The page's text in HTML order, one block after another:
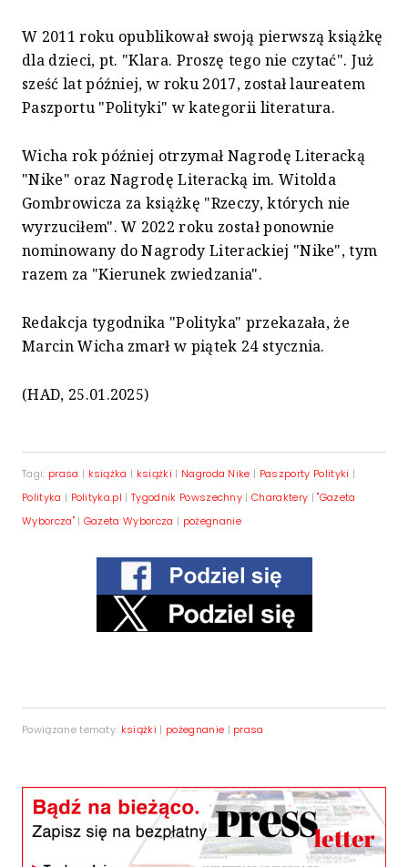
W 2011 roku opublikował swoją pierwszą książkę
dla dzieci, pt. "Klara. Proszę tego nie czytać". Już
sześć lat później, w roku 2017, został laureatem
Paszportu "Polityki" w kategorii literatura.
Wicha rok później otrzymał Nagrodę Literacką
"Nike" oraz Nagrodę Literacką im. Witolda
Gombrowicza za książkę "Rzeczy, których nie
wyrzuciłem". W 2022 roku został ponownie
nominowany do Nagrody Literackiej "Nike", tym
razem za "Kierunek zwiedzania".
Redakcja tygodnika "Polityka" przekazała, że
Marcin Wicha zmarł w piątek 24 stycznia.
(HAD, 25.01.2025)
Tagi: prasa | książka | książki | Nagroda Nike | Paszporty Polityki |
Polityka | Polityka.pl |Tygodnik Powszechny |Charaktery |"Gazeta
Wyborcza"| Gazeta Wyborcza | pożegnanie
Powiązane tematy: książki | pożegnanie | prasa